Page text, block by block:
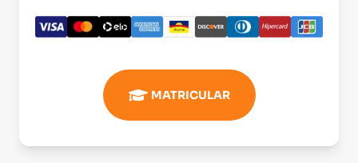
MATRICULAR